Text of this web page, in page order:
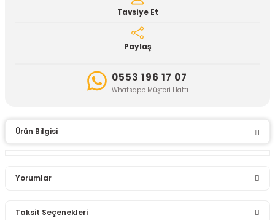
Tavsiye Et
Paylaş
0553 196 17 07
Whatsapp Müşteri Hattı
Ürün Bilgisi
Yorumlar
Taksit Seçenekleri